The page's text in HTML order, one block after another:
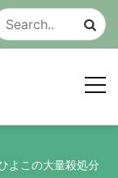
ド
よこの大量殺処分